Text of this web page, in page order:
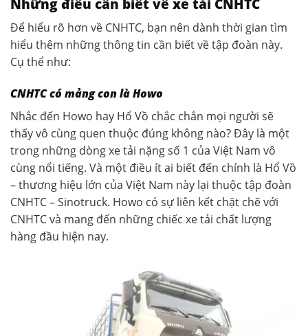
Những điều cần biết về xe tải CNHTC
Để hiểu rõ hơn về CNHTC, bạn nên dành thời gian tìm
hiểu thêm những thông tin cần biết về tập đoàn này.
Cụ thể như:
CNHTC có mảng con là Howo
Nhắc đến Howo hay Hổ Vồ chắc chắn mọi người sẽ
thấy vô cùng quen thuộc đúng không nào? Đây là một
trong những dòng xe tải nặng số 1 của Việt Nam vô
cùng nổi tiếng. Và một điều ít ai biết đến chính là Hổ Vồ
– thương hiệu lớn của Việt Nam này lại thuộc tập đoàn
CNHTC – Sinotruck. Howo có sự liên kết chặt chẽ với
CNHTC và mang đến những chiếc xe tải chất lượng
hàng đầu hiện nay.